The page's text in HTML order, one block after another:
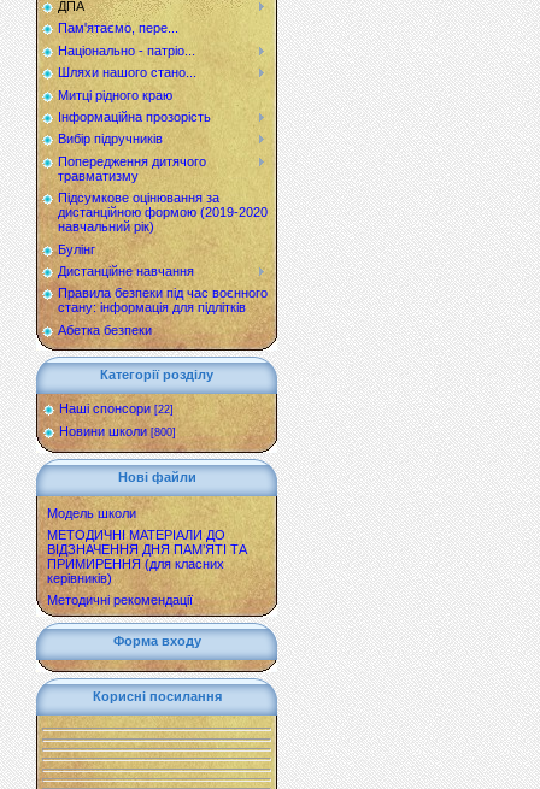
ДПА
Пам'ятаємо, пере...
Національно - патріо...
Шляхи нашого стано...
Митці рідного краю
Інформаційна прозорість
Вибір підручників
Попередження дитячого
травматизму
Підсумкове оцінювання за
дистанційною формою (2019-2020
навчальний рік)
Булінг
Дистанційне навчання
Правила безпеки під час воєнного
стану: інформація для підлітків
Абетка безпеки
Категорії розділу
Наші спонсори [22]
Новини школи [800]
Нові файли
Модель школи
МЕТОДИЧНІ МАТЕРІАЛИ ДО
ВІДЗНАЧЕННЯ ДНЯ ПАМ’ЯТІ ТА
ПРИМИРЕННЯ (для класних
керівників)
Методичні рекомендації
Форма входу
Корисні посилання